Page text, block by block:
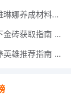
绝区零维琳娜养成材料汇总指南
夜幕之下金砖获取指南 夜幕之下金砖获取方法
七塔培养英雄推荐指南 七塔培养哪个英雄好